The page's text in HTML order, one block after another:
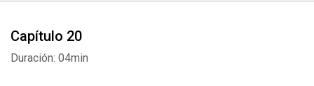
Capítulo 20
Duración: 04min